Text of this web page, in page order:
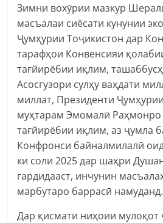
Зимни вохӯрии мазкур
масъалаи сиёсати кунунии
Ҷумҳурии Тоҷикистон дар
тарафҳои Конвенсияи
тағйирёбии иқлим,
Асосгузори сулҳу ваҳдати
миллат, Президенти
муҳтарам Эмомалӣ Раҳмонро
тағйирёбии иқлим, аз ҷумла
Конфронси байналмилалӣ
ки соли 2025 дар шаҳри
гардидааст, инчунин
марбутаро баррасӣ намуданд.
Дар қисмати ниҳоии мулоқот